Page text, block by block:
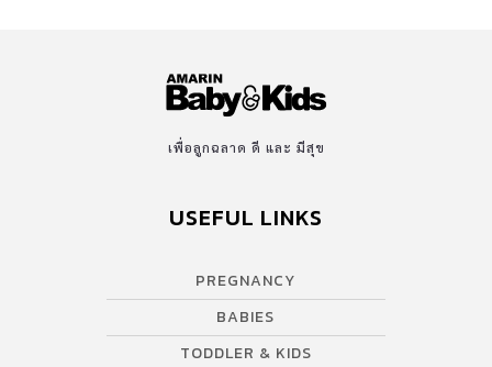
Fun Run 5 KM ราคา 500 บาท Fun Run […]
เพื่อลูกฉลาด ดี และ มีสุข
USEFUL LINKS
PREGNANCY
BABIES
TODDLER & KIDS